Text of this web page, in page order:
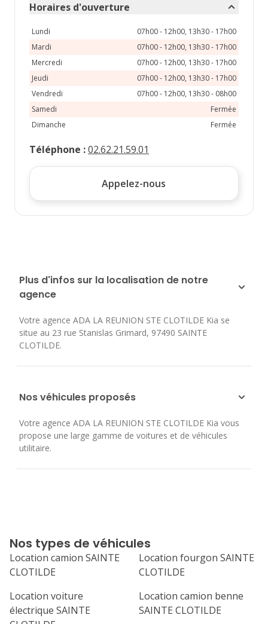
Horaires d'ouverture
Lundi
07h00 - 12h00, 13h30 - 17h00
Mardi
07h00 - 12h00, 13h30 - 17h00
Mercredi
07h00 - 12h00, 13h30 - 17h00
Jeudi
07h00 - 12h00, 13h30 - 17h00
Vendredi
07h00 - 12h00, 13h30 - 08h00
Samedi
Fermée
Dimanche
Fermée
Téléphone :02.62.21.59.01
Appelez-nous
Plus d'infos sur la localisation de notre
agence
Votre agence ADA LA REUNION STE CLOTILDE Kia se
situe au 23 rue Stanislas Grimard, 97490 SAINTE
CLOTILDE.
Nos véhicules proposés
Votre agence ADA LA REUNION STE CLOTILDE Kia vous
propose une large gamme de voitures et de véhicules
utilitaire.
Nos types de véhicules
Location camion SAINTE
CLOTILDE
Location fourgon SAINTE
CLOTILDE
Location voiture
électrique SAINTE
Location camion benne
SAINTE CLOTILDE